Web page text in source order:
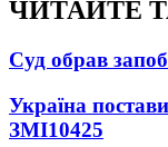
ЧИТАЙТЕ
Суд обрав
Україна
ЗМІ10425